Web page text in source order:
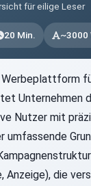
für eilige Leser
20 Min. ~3000
Unternehmen
Nutzer mit
umfassende
Anzeige), die